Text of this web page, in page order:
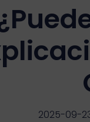
2025-09-